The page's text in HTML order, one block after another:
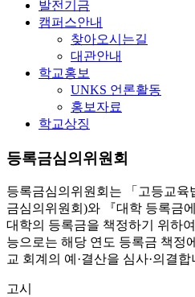
발전기금
캠퍼스안내
찾아오시는길
대관안내
학교홍보
UNKS 언론활동
홍보자료
학교상징
등록금심의위원회
등록금심의위원회는 「고등교육
금심의위원회)와 『대학 등록금
대학의 등록금을 책정하기 위하
능으로는 해당 연도 등록금 책정
교 회계의 예·결산을 심사·의결합
고시